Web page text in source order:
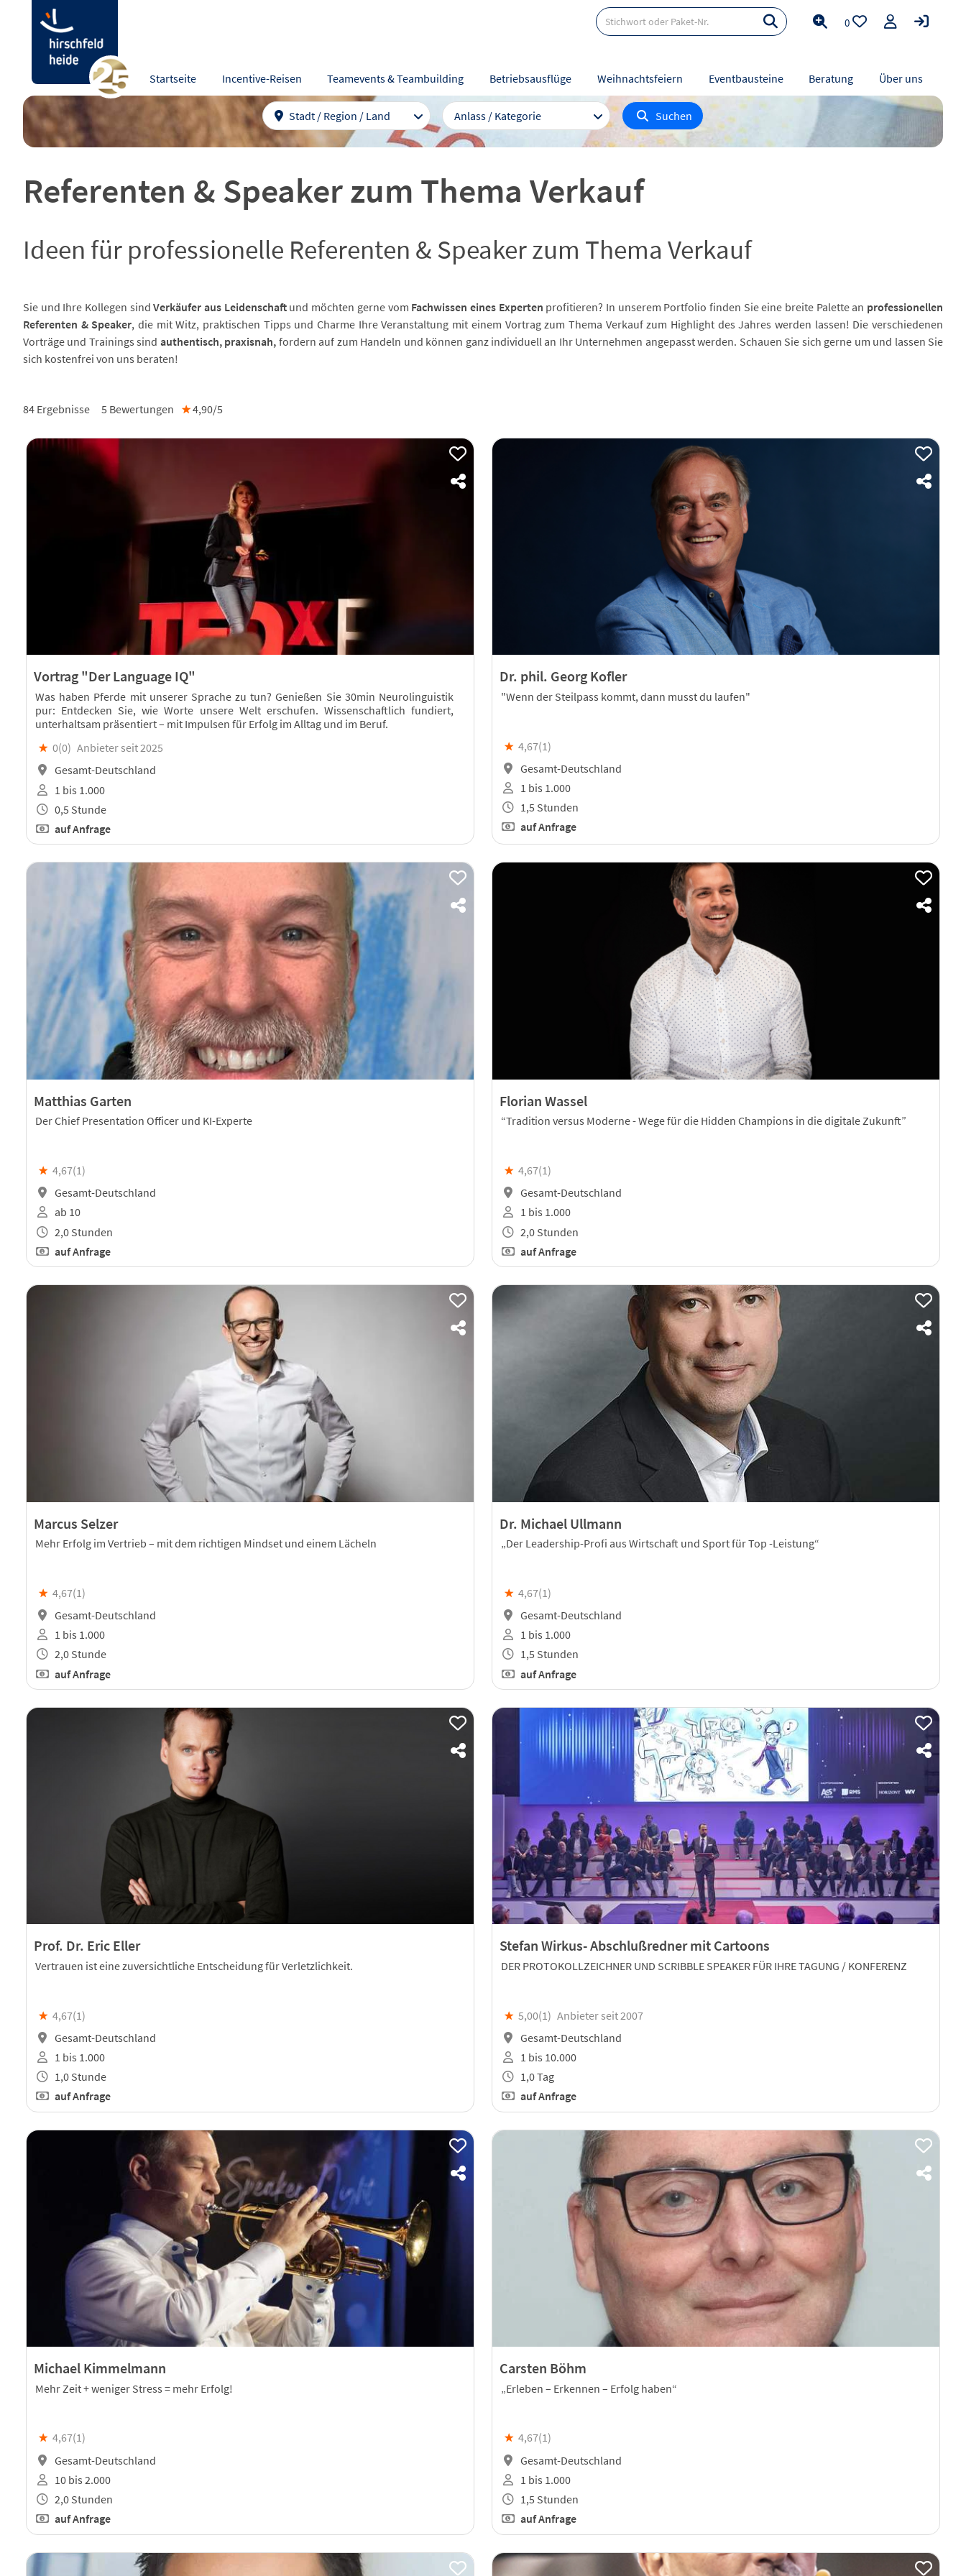
Startseite Incentive-Reisen Teamevents & Teambuilding Betriebsausflüge Weihnachtsfeiern Eventbausteine Beratung Über uns
0
Stadt / Region / Land Anlass / Kategorie Suchen
Referenten & Speaker zum Thema Verkauf
Ideen für professionelle Referenten & Speaker zum Thema Verkauf
Sie und Ihre Kollegen sindVerkäufer aus Leidenschaftund möchten gerne vom Fachwissen eines Experten profitieren? In unserem Portfolio finden Sie eine breite Palette an professionellen
Referenten & Speaker, die mit Witz, praktischen Tipps und Charme Ihre Veranstaltung mit einem Vortrag zum Thema Verkauf zum Highlight des Jahres werden lassen! Die verschiedenen
Vorträge und Trainings sind authentisch, praxisnah, fordern auf zum Handeln und können ganz individuell an Ihr Unternehmen angepasst werden. Schauen Sie sich gerne um und lassen Sie
sich kostenfrei von uns beraten!
84 Ergebnisse 5 Bewertungen ★4,90/5
Vortrag "Der Language IQ"
Was haben Pferde mit unserer Sprache zu tun? Genießen Sie 30min Neurolinguistik
pur: Entdecken Sie, wie Worte unsere Welt erschufen. Wissenschaftlich fundiert,
unterhaltsam präsentiert – mit Impulsen für Erfolg im Alltag und im Beruf.
★ 0(0) Anbieter seit 2025
Gesamt-Deutschland
1 bis 1.000
0,5 Stunde
auf Anfrage
Dr. phil. Georg Kofler
"Wenn der Steilpass kommt, dann musst du laufen"
★ 4,67(1 )
Gesamt-Deutschland
1 bis 1.000
1,5 Stunden
auf Anfrage
Matthias Garten
Der Chief Presentation Officer und KI-Experte
★ 4,67(1 )
Gesamt-Deutschland
ab 10
2,0 Stunden
auf Anfrage
Florian Wassel
“Tradition versus Moderne - Wege für die Hidden Champions in die digitale Zukunft”
★ 4,67(1 )
Gesamt-Deutschland
1 bis 1.000
2,0 Stunden
auf Anfrage
Marcus Selzer
Mehr Erfolg im Vertrieb – mit dem richtigen Mindset und einem Lächeln
★ 4,67(1 )
Gesamt-Deutschland
1 bis 1.000
2,0 Stunde
auf Anfrage
Dr. Michael Ullmann
„Der Leadership-Profi aus Wirtschaft und Sport für Top -Leistung“
★ 4,67(1 )
Gesamt-Deutschland
1 bis 1.000
1,5 Stunden
auf Anfrage
Prof. Dr. Eric Eller
Vertrauen ist eine zuversichtliche Entscheidung für Verletzlichkeit.
★ 4,67(1 )
Gesamt-Deutschland
1 bis 1.000
1,0 Stunde
auf Anfrage
Stefan Wirkus- Abschlußredner mit Cartoons
DER PROTOKOLLZEICHNER UND SCRIBBLE SPEAKER FÜR IHRE TAGUNG / KONFERENZ
★ 5,00(1 ) Anbieter seit 2007
Gesamt-Deutschland
1 bis 10.000
1,0 Tag
auf Anfrage
Michael Kimmelmann
Mehr Zeit + weniger Stress = mehr Erfolg!
★ 4,67(1)
Gesamt-Deutschland
10 bis 2.000
2,0 Stunden
auf Anfrage
Carsten Böhm
„Erleben – Erkennen – Erfolg haben“
★ 4,67(1)
Gesamt-Deutschland
1 bis 1.000
1,5 Stunden
auf Anfrage